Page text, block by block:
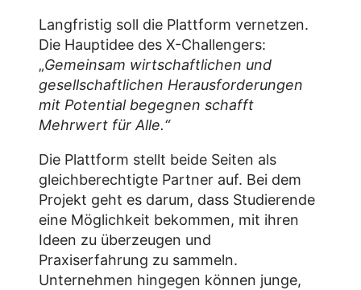
Langfristig soll die Plattform vernetzen.
Die Hauptidee des X-Challengers:
„Gemeinsam wirtschaftlichen und
gesellschaftlichen Herausforderungen
mit Potential begegnen schafft
Mehrwert für Alle.“
Die Plattform stellt beide Seiten als
gleichberechtigte Partner auf. Bei dem
Projekt geht es darum, dass Studierende
eine Möglichkeit bekommen, mit ihren
Ideen zu überzeugen und
Praxiserfahrung zu sammeln.
Unternehmen hingegen können junge,